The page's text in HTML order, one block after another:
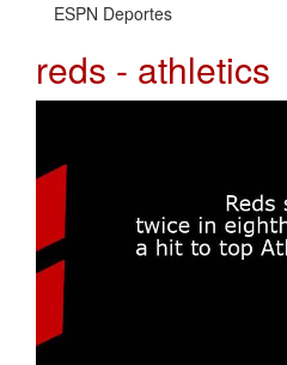
ESPN Deportes
reds - athletics